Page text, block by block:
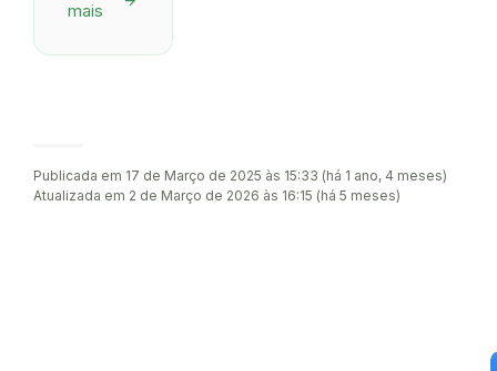
mais
Publicada em 17 de Março de 2025 às 15:33 (há 1 ano, 4 meses)
Atualizada em 2 de Março de 2026 às 16:15 (há 5 meses)